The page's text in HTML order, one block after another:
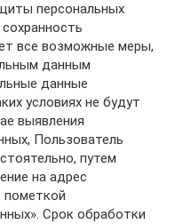
персональных
все возможные меры,
данным
данные
условиях не будут
выявления
Пользователь
путем
на адрес
пометкой
Срок обработки